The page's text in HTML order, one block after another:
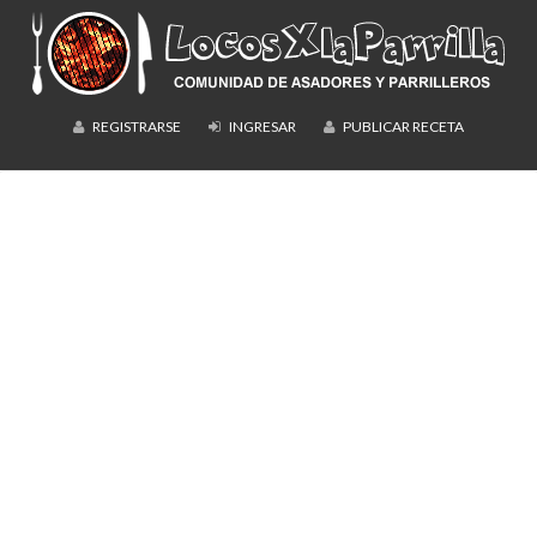
REGISTRARSE INGRESAR PUBLICAR RECETA